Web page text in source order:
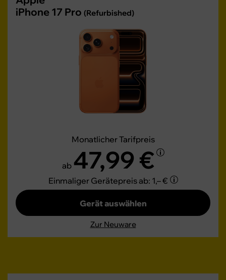
iPhone 17 Pro (Refurbished)
Monatlicher Tarifpreis
ab 47,99 €
Einmaliger Gerätepreisab: 1,– €
Gerät auswählen
Zur Neuware